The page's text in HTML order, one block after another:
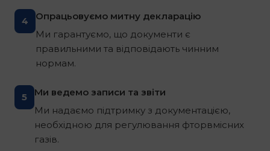
4
Опрацьовуємо митну декларацію
Ми гарантуємо, що документи є
правильними та відповідають чинним
нормам.
5
Ми ведемо записи та звіти
Ми надаємо підтримку з документацією,
необхідною для регулювання фторвмісних
газів.